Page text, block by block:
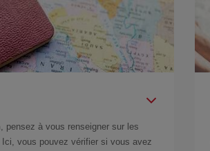
, pensez à vous renseigner sur les
vous pouvez vérifier si vous avez